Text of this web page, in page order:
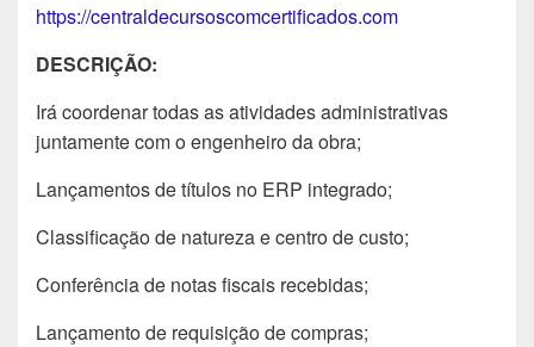
https://centraldecursoscomcertificados.com
DESCRIÇÃO:
Irá coordenar todas as atividades administrativas
juntamente com o engenheiro da obra;
Lançamentos de títulos no ERP integrado;
Classificação de natureza e centro de custo;
Conferência de notas fiscais recebidas;
Lançamento de requisição de compras;